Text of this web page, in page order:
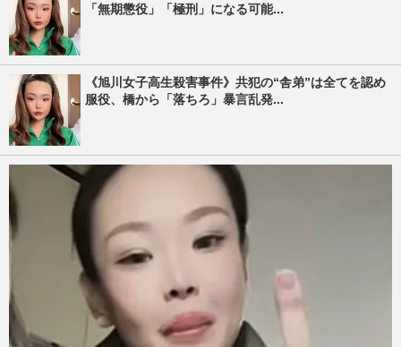
「無期懲役」「極刑」になる可能...
《旭川女子高生殺害事件》共犯の“舎弟”は全てを認め
服役、橋から「落ちろ」暴言乱発...